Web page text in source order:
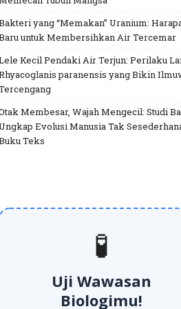
yang “Memakan” Uranium:
untuk Membersihkan Air Tercemar
Kecil Pendaki Air Terjun: Perilaku
paranensis yang Bikin
Membesar, Wajah Mengecil: Studi
Evolusi Manusia Tak
Teks
🧪
Uji Wawasan
Biologimu!